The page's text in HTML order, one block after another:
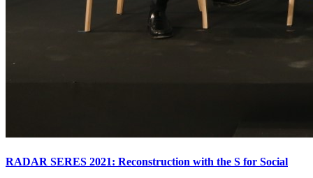
RADAR SERES 2021: Reconstruction with the S for Social